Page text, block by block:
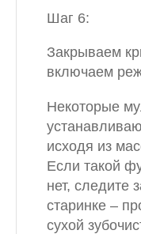
Шаг 6:
Закрываем
включаем
Некоторые
исходя из
Если такой
нет, следите
старинке –
сухой